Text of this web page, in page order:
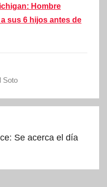
Hombre
sus 6 hijos antes de
Soto
Se acerca el día